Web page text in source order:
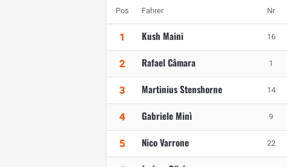
Pos Fahrer Nr
1 Kush Maini 16
2 Rafael Câmara 1
3 Martinius Stenshorne 14
4 Gabriele Minì 9
5 Nico Varrone 22